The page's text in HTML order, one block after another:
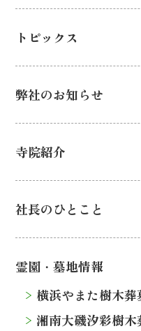
トピックス
弊社のお知らせ
寺院紹介
社長のひとこと
霊園・墓地情報
横浜やまた樹木葬
湘南大磯汐彩樹木